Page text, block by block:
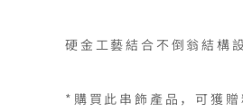
硬金工藝結合不倒翁結構
*購買此串飾產品，可獲